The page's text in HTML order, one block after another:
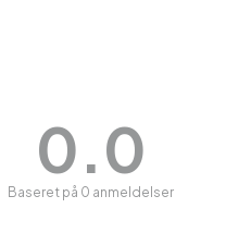
0.0
Baseret på 0 anmeldelser